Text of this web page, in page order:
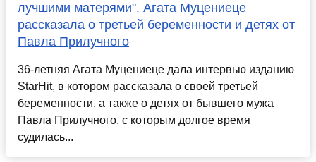
лучшими матерями". Агата Муцениеце
рассказала о третьей беременности и детях от
Павла Прилучного
36-летняя Агата Муцениеце дала интервью изданию
StarHit, в котором рассказала о своей третьей
беременности, а также о детях от бывшего мужа
Павла Прилучного, с которым долгое время
судилась...